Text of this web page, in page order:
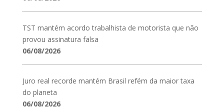
TST mantém acordo trabalhista de motorista que não
provou assinatura falsa
06/08/2026
Juro real recorde mantém Brasil refém da maior taxa
do planeta
06/08/2026